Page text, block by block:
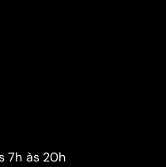
7h às 20h